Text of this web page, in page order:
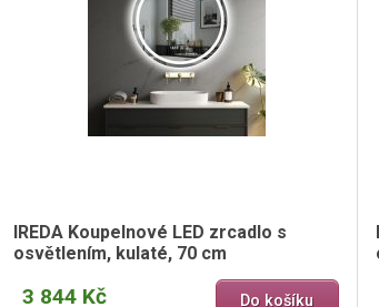
IREDA Koupelnové LED zrcadlo s
osvětlením, kulaté, 70 cm
3 844 Kč Do košíku